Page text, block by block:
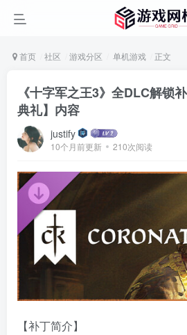
首页 社区 游戏分区 单机游戏 正文
《十字军之王3》全DLC解锁
典礼】内容
justify
10个月前更新 210次阅读
【补丁简介】